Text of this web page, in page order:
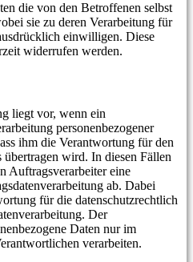
die von den Betroffenen selbst
sie zu deren Verarbeitung für
einwilligen. Diese
widerrufen werden.
liegt vor, wenn ein
personenbezogener
ihm die Verantwortung für den
übertragen wird. In diesen Fällen
Auftragsverarbeiter eine
ab. Dabei
für die datenschutzrechtlich
Der
Daten nur im
verarbeiten.